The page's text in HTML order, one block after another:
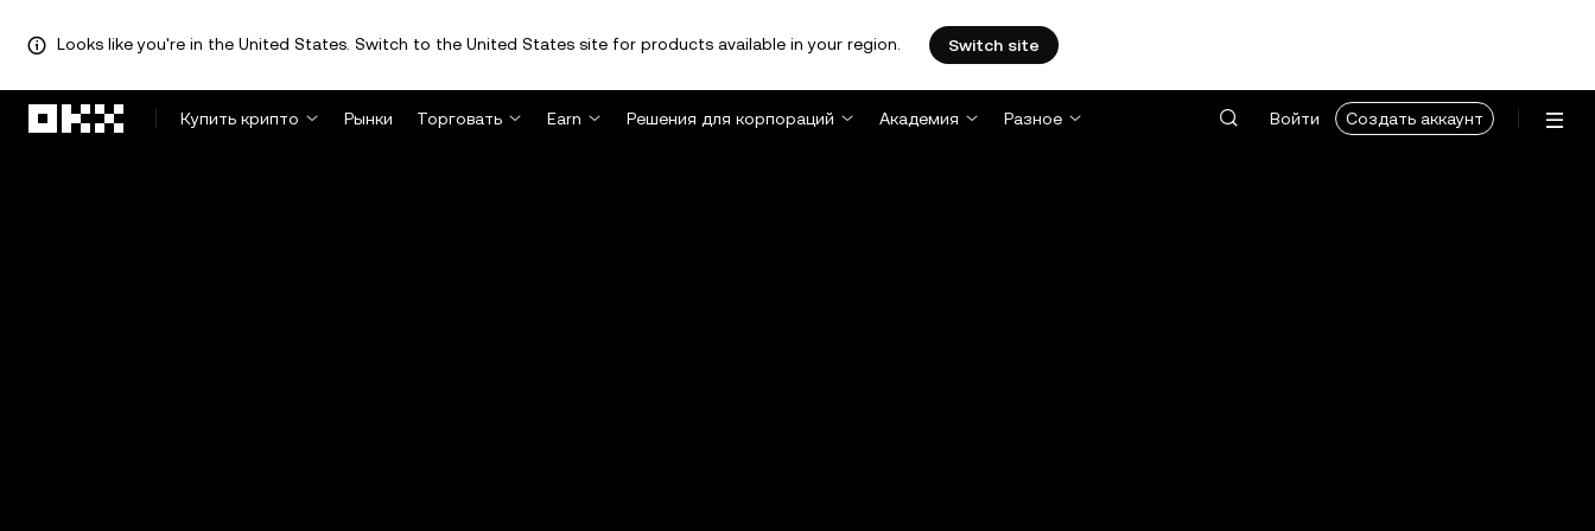
Looks like you're in the United States. Switch to the United States site for products available in your region. Switch site
Купить крипто
Рынки Торговать Earn Решения для корпораций Академия Разное Войти Создать аккаунт